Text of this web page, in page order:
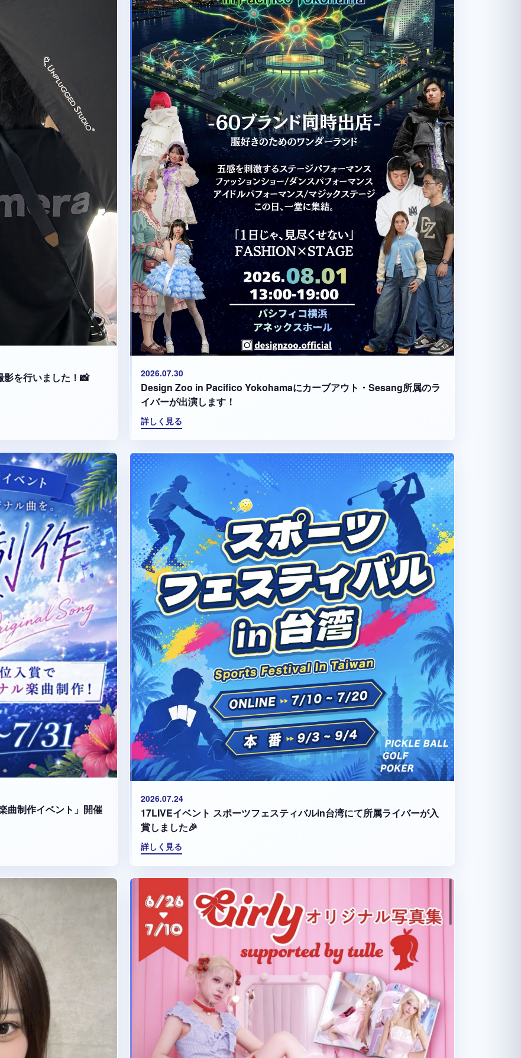
影を行いました！📸 2026.07.30
Design Zoo in Pacifico Yokohamaにカーブアウト・Sesang所属のラ
イバーが出演します！
詳しく見る
曲制作イベント」開催
2026.07.24
17LIVEイベント スポーツフェスティバルin台湾にて所属ライバーが入
賞しました🎉
詳しく見る